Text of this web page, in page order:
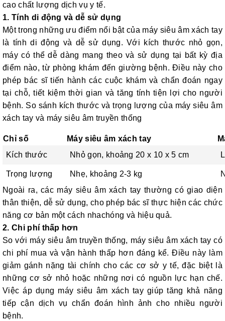
cao chất lượng dịch vụ y tế.
1. Tính di động và dễ sử dụng
Một trong những ưu điểm nổi bật của máy siêu âm xách tay
là tính di động và dễ sử dụng. Với kích thước nhỏ gọn,
máy có thể dễ dàng mang theo và sử dụng tại bất kỳ địa
điểm nào, từ phòng khám đến giường bệnh. Điều này cho
phép bác sĩ tiến hành các cuộc khám và chẩn đoán ngay
tại chỗ, tiết kiệm thời gian và tăng tính tiện lợi cho người
bệnh. So sánh kích thước và trọng lượng của máy siêu âm
xách tay và máy siêu âm truyền thống
Chỉ số Máy siêu âm xách tay
Kích thước
Nhỏ gọn, khoảng 20 x 10 x 5 cm
Trọng lượng Nhẹ, khoảng 2-3 kg
Ngoài ra, các máy siêu âm xách tay thường có giao diện
thân thiện, dễ sử dụng, cho phép bác sĩ thực hiện các chức
năng cơ bản một cách nhachóng và hiệu quả.
2. Chi phí thấp hơn
So với máy siêu âm truyền thống, máy siêu âm xách tay có
chi phí mua và vận hành thấp hơn đáng kể. Điều này làm
giảm gánh nặng tài chính cho các cơ sở y tế, đặc biệt là
những cơ sở nhỏ hoặc những nơi có nguồn lực hạn chế.
Việc áp dụng máy siêu âm xách tay giúp tăng khả năng
tiếp cận dịch vụ chẩn đoán hình ảnh cho nhiều người
bệnh.